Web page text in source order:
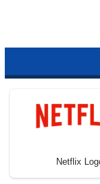
Netflix